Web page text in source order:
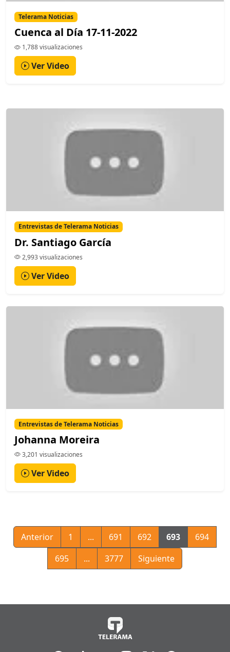
Telerama Noticias
Cuenca al Día 17-11-2022
1,788 visualizaciones
Ver Video
Entrevistas de Telerama Noticias
Dr. Santiago García
2,993 visualizaciones
Ver Video
Entrevistas de Telerama Noticias
Johanna Moreira
3,201 visualizaciones
Ver Video
Anterior 1 ... 691 692 693
694
695
... 3777 Siguiente